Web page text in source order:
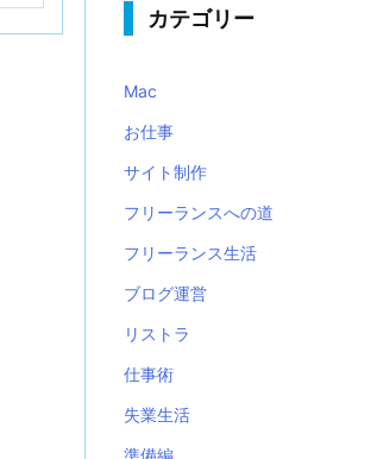
カテゴリー
Mac
お仕事
サイト制作
フリーランスへの道
フリーランス生活
ブログ運営
リストラ
仕事術
失業生活
準備編